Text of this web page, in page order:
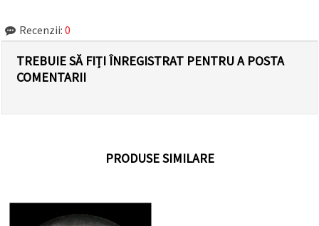
Recenzii: 0
TREBUIE SĂ FIȚI ÎNREGISTRAT PENTRU A POSTA
COMENTARII
PRODUSE SIMILARE